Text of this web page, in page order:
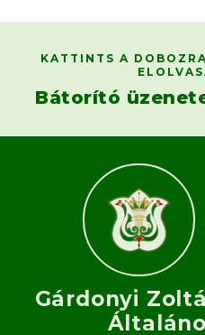
KATTINTS A
Bátorító
Gárdonyi